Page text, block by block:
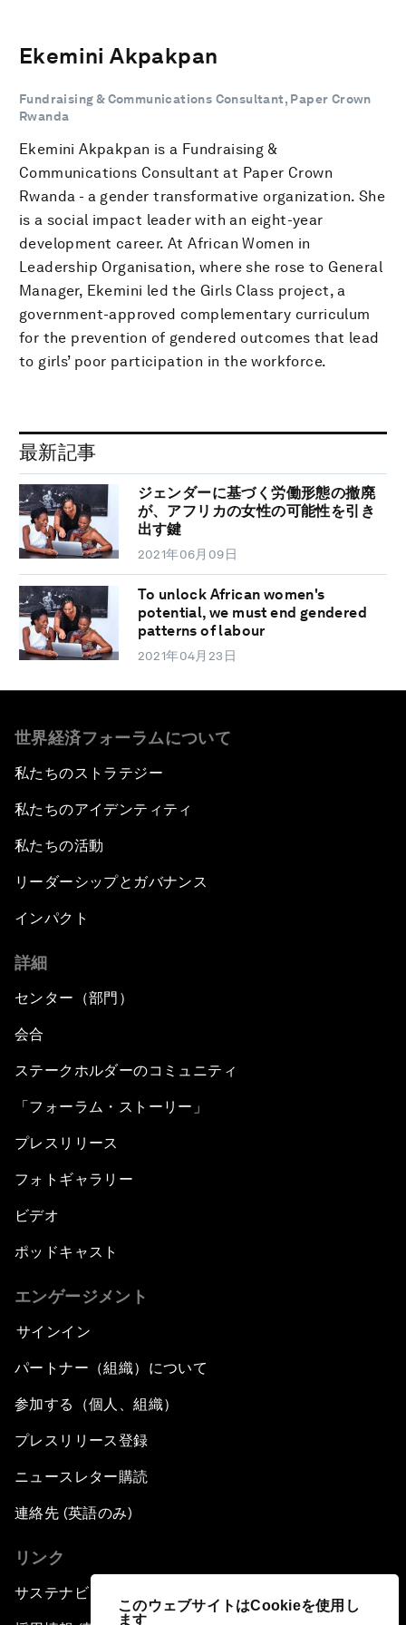
このウェブサイトはCookieを使用し
ます
Ekemini Akpakpan
Fundraising & Communications Consultant, Paper Crown
Rwanda
Ekemini Akpakpan is a Fundraising &
Communications Consultant at Paper Crown
Rwanda - a gender transformative organization. She
is a social impact leader with an eight-year
development career. At African Women in
Leadership Organisation, where she rose to General
Manager, Ekemini led the Girls Class project, a
government-approved complementary curriculum
for the prevention of gendered outcomes that lead
to girls’ poor participation in the workforce.
最新記事
ジェンダーに基づく労働形態の撤廃
が、アフリカの女性の可能性を引き
出す鍵
2021年06月09日
To unlock African women's
potential, we must end gendered
patterns of labour
2021年04月23日
世界経済フォーラムについて
私たちのストラテジー
私たちのアイデンティティ
私たちの活動
リーダーシップとガバナンス
インパクト
詳細
センター（部門）
会合
ステークホルダーのコミュニティ
「フォーラム・ストーリー」
プレスリリース
フォトギャラリー
ビデオ
ポッドキャスト
エンゲージメント
サインイン
パートナー（組織）について
参加する（個人、組織）
プレスリリース登録
ニュースレター購読
連絡先 (英語のみ)
リンク
サステナビリティへの取り組み